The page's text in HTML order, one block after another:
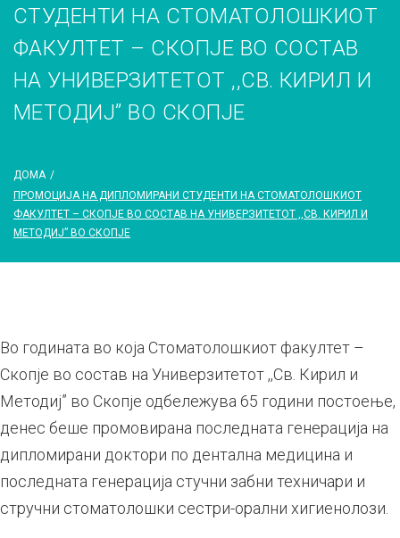
СТУДЕНТИ НА СТОМАТОЛОШКИОТ
ФАКУЛТЕТ – СКОПЈЕ ВО СОСТАВ
НА УНИВЕРЗИТЕТОТ ,,СВ. КИРИЛ И
МЕТОДИЈ” ВО СКОПЈЕ
ДОМА /
ПРОМОЦИЈА НА ДИПЛОМИРАНИ СТУДЕНТИ НА СТОМАТОЛОШКИОТ
ФАКУЛТЕТ – СКОПЈЕ ВО СОСТАВ НА УНИВЕРЗИТЕТОТ ,,СВ. КИРИЛ И
МЕТОДИЈ” ВО СКОПЈЕ
Во годината во која Стоматолошкиот факултет –
Скопје во состав на Универзитетот ,,Св. Кирил и
Методиј” во Скопје одбележува 65 години постоење,
денес беше промовирана последната генерација на
дипломирани доктори по дентална медицина и
последната генерација стучни забни техничари и
стручни стоматолошки сестри-орални хигиенолози.